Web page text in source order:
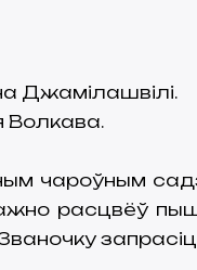
Джамілашвілі.
Волкава.
чароўным
расцвёў